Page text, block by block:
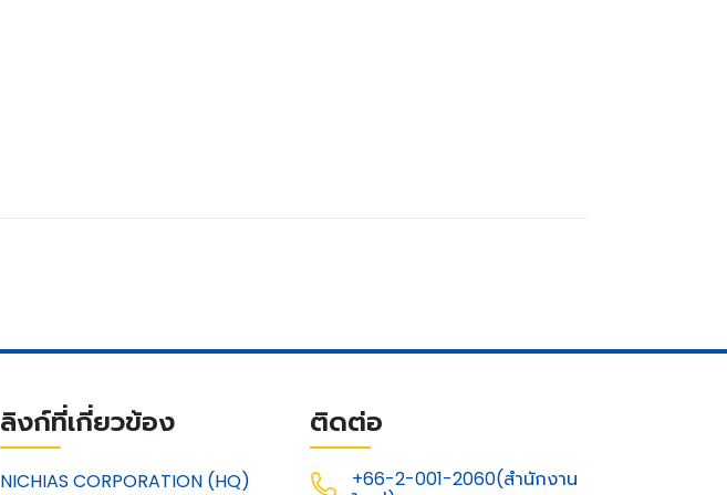
ลิงก์ที่เกี่ยวข้อง
NICHIAS CORPORATION (HQ)
ติดต่อ
+66-2-001-2060(สำนักงาน